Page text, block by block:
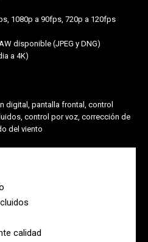
1080p a 90fps, 720p a 120fps
disponible (JPEG y DNG)
a 4K)
digital, pantalla frontal, control
control por voz, corrección de
del viento
calidad